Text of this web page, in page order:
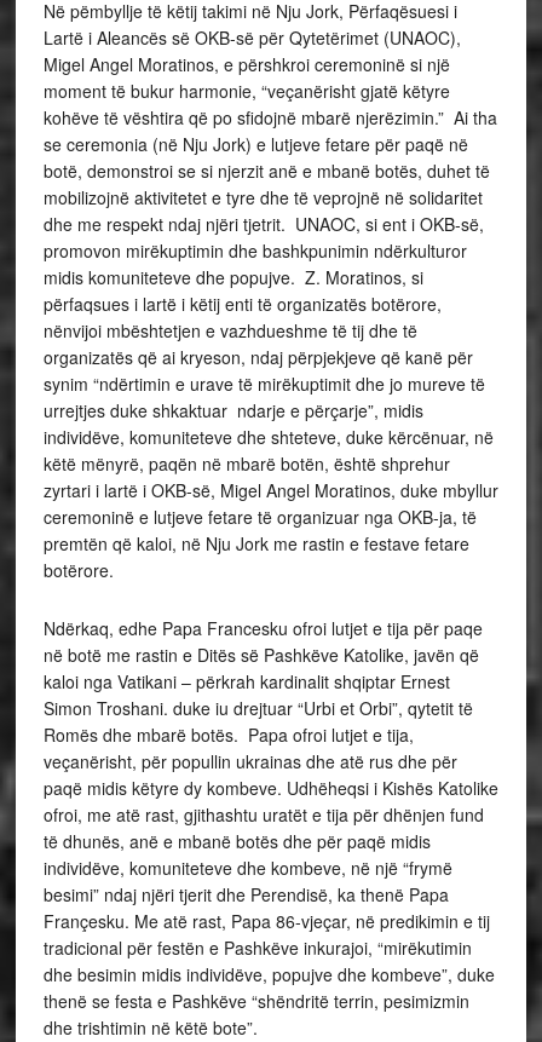
Në pëmbyllje të këtij takimi në Nju Jork, Përfaqësuesi i
Lartë i Aleancës së OKB-së për Qytetërimet (UNAOC),
Migel Angel Moratinos, e përshkroi ceremoninë si një
moment të bukur harmonie, “veçanërisht gjatë këtyre
kohëve të vështira që po sfidojnë mbarë njerëzimin.” Ai tha
se ceremonia (në Nju Jork) e lutjeve fetare për paqë në
botë, demonstroi se si njerzit anë e mbanë botës, duhet të
mobilizojnë aktivitetet e tyre dhe të veprojnë në solidaritet
dhe me respekt ndaj njëri tjetrit. UNAOC, si ent i OKB-së,
promovon mirëkuptimin dhe bashkpunimin ndërkulturor
midis komuniteteve dhe popujve. Z. Moratinos, si
përfaqsues i lartë i këtij enti të organizatës botërore,
nënvijoi mbështetjen e vazhdueshme të tij dhe të
organizatës që ai kryeson, ndaj përpjekjeve që kanë për
synim “ndërtimin e urave të mirëkuptimit dhe jo mureve të
urrejtjes duke shkaktuar ndarje e përçarje”, midis
individëve, komuniteteve dhe shteteve, duke kërcënuar, në
këtë mënyrë, paqën në mbarë botën, është shprehur
zyrtari i lartë i OKB-së, Migel Angel Moratinos, duke mbyllur
ceremoninë e lutjeve fetare të organizuar nga OKB-ja, të
premtën që kaloi, në Nju Jork me rastin e festave fetare
botërore.
Ndërkaq, edhe Papa Francesku ofroi lutjet e tija për paqe
në botë me rastin e Ditës së Pashkëve Katolike, javën që
kaloi nga Vatikani – përkrah kardinalit shqiptar Ernest
Simon Troshani. duke iu drejtuar “Urbi et Orbi”, qytetit të
Romës dhe mbarë botës. Papa ofroi lutjet e tija,
veçanërisht, për popullin ukrainas dhe atë rus dhe për
paqë midis këtyre dy kombeve. Udhëheqsi i Kishës Katolike
ofroi, me atë rast, gjithashtu uratët e tija për dhënjen fund
të dhunës, anë e mbanë botës dhe për paqë midis
individëve, komuniteteve dhe kombeve, në një “frymë
besimi” ndaj njëri tjerit dhe Perendisë, ka thenë Papa
Françesku. Me atë rast, Papa 86-vjeçar, në predikimin e tij
tradicional për festën e Pashkëve inkurajoi, “mirëkutimin
dhe besimin midis individëve, popujve dhe kombeve”, duke
thenë se festa e Pashkëve “shëndritë terrin, pesimizmin
dhe trishtimin në këtë bote”.